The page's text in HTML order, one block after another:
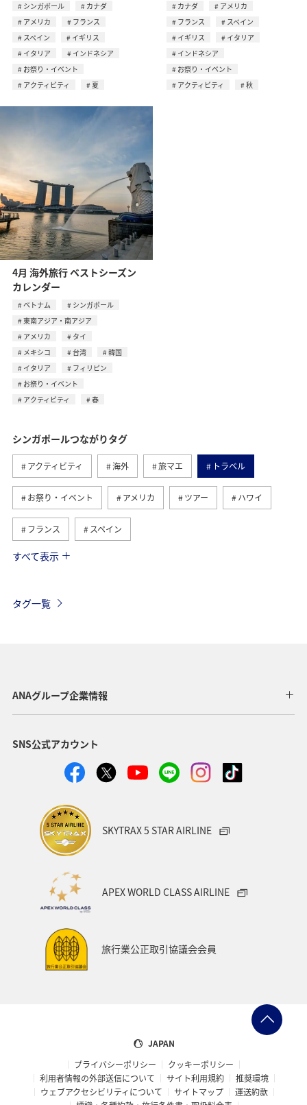
シンガポール
カナダ
アメリカ
フランス
スペイン
イギリス
イタリア
インドネシア
お祭り・イベント
アクティビティ
夏
カナダ
アメリカ
フランス
スペイン
イギリス
イタリア
インドネシア
お祭り・イベント
アクティビティ
秋
4月 海外旅行 ベストシーズン
カレンダー
ベトナム
シンガポール
東南アジア・南アジア
アメリカ
タイ
メキシコ
台湾
韓国
イタリア
フィリピン
お祭り・イベント
アクティビティ
春
シンガポールつながりタグ
アクティビティ 海外 旅マエ トラベル
お祭り・イベント アメリカ ツアー ハワイ
フランス スペイン
オーストリア
すべて表示
タグ一覧
ANAグループ企業情報
SNS公式アカウント
SKYTRAX 5 STAR AIRLINE
APEX WORLD CLASS AIRLINE
旅行業公正取引協議会会員
JAPAN
プライバシーポリシー
クッキーポリシー
利用者情報の外部送信について
サイト利用規約
推奨環境
ウェブアクセシビリティについて
サイトマップ
運送約款